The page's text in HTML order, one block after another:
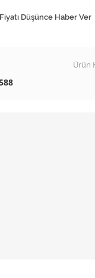
Fiyatı Düşünce Haber Ver
Ürün